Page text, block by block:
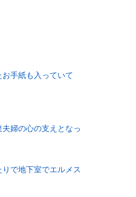
手紙も入っていて
婦の心の支えとなっ
で地下室でエルメス